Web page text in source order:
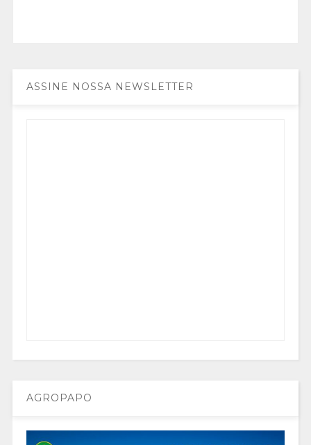
ASSINE NOSSA NEWSLETTER
AGROPAPO